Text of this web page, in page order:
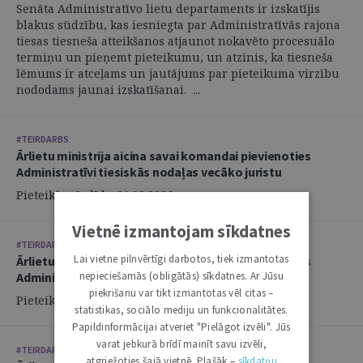
Senāta Administratīvo lietu departaments ir izskatījis
blakus sūdzību, kas iesniegta par Administratīvās rajona
tiesas tiesneša atteikšanos atjaunot nokavēto procesuālo
termiņu un pieņemt pieteikumu, un atzinis, ka tiesneša
lēmums ir atceļams un jautājums par pieteikuma virzību
nododams jaunai izskatīšanai. ...
#TEIRDARBS
Ārlietu ministrija aicina savai komandai pievienoties
Administratīvi tiesiskās nodaļas vecāko juristu
Pieteikšanās līdz: 21.08.2026.
#TEIRDARBS
Ārlietu ministrija aicina savai komandai pievienoties
Administratīvi tiesiskās nodaļas juristu
Pieteikšanās līdz: 21.08.2026.
#TEIRDARBS
Vietnē izmantojam sīkdatnes
Lai vietne pilnvērtīgi darbotos, tiek izmantotas
nepieciešamās (obligātās) sīkdatnes. Ar Jūsu
piekrišanu var tikt izmantotas vēl citas –
statistikas, sociālo mediju un funkcionalitātes.
Papildinformācijai atveriet "Pielāgot izvēli". Jūs
varat jebkurā brīdī mainīt savu izvēli,